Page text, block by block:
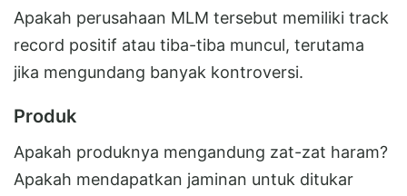
Apakah perusahaan MLM tersebut memiliki track
record positif atau tiba-tiba muncul, terutama
jika mengundang banyak kontroversi.
Produk
Apakah produknya mengandung zat-zat haram?
Apakah mendapatkan jaminan untuk ditukar